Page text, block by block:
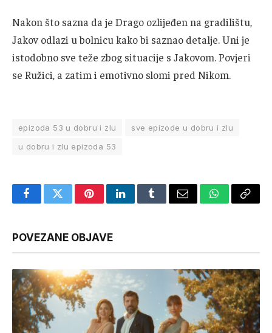
Nakon što sazna da je Drago ozlijeđen na gradilištu,
Jakov odlazi u bolnicu kako bi saznao detalje. Uni je
istodobno sve teže zbog situacije s Jakovom. Povjeri
se Ružici, a zatim i emotivno slomi pred Nikom.
epizoda 53 u dobru i zlu
sve epizode u dobru i zlu
u dobru i zlu epizoda 53
FacebookTwitterPinterestLinkedInTumblrEmail WhatsApp
Copy
POVEZANE OBJAVE